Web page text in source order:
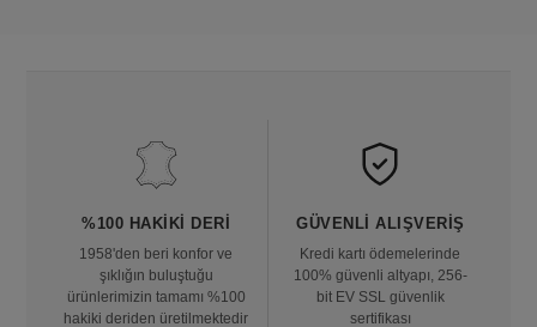
%100 HAKIKI DERI
1958'den beri konfor ve
şıklığın buluştuğu
ürünlerimizin tamamı %100
hakiki deriden üretilmektedir
GÜVENLI ALIŞVERIŞ
Kredi kartı ödemelerinde
100% güvenli altyapı, 256-
bit EV SSL güvenlik
sertifikası